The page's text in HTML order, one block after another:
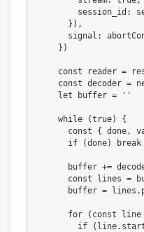
        session_id
:
} ) ,
      signal
:
} )
const reader =
const decoder =
let buffer = ''
while (true)
{
const
{ done ,
if
(done) break
      buffer
+=
const lines =
      buffer
= lines .
for ( const line
if
( line.